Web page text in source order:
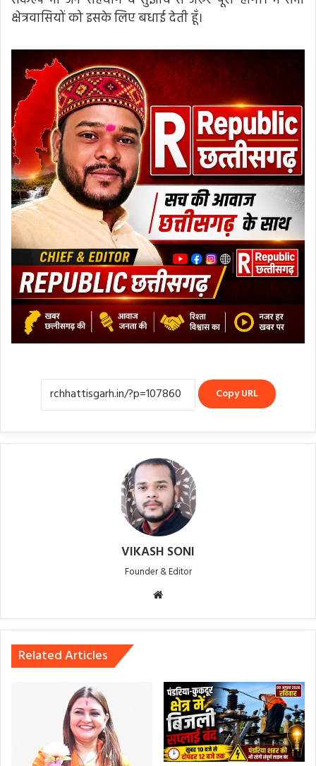
क्षेत्रवासियों को इसके लिए बधाई देती हूँ।
Copy URL
VIKASH SONI
Founder & Editor
Related Articles